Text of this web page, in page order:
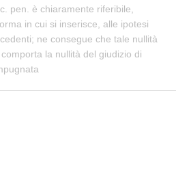
pen. è chiaramente riferibile,
in cui si inserisce, alle ipotesi
ne consegue che tale nullità
la nullità del giudizio di